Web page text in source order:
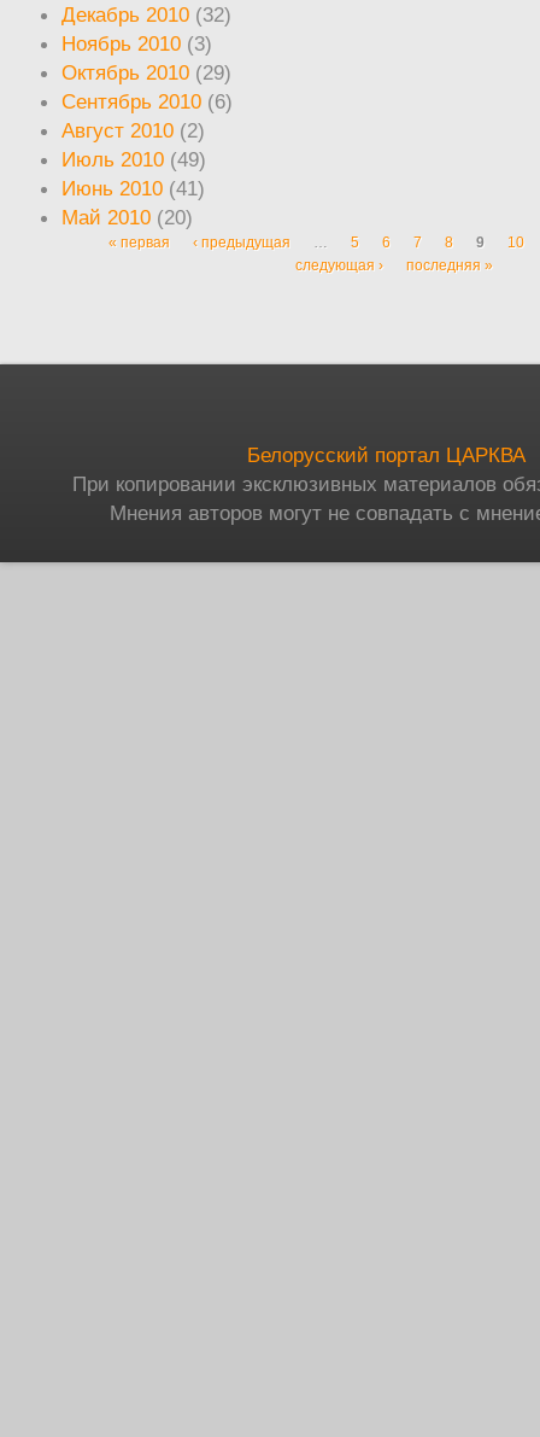
Декабрь 2010 (32)
Ноябрь 2010 (3)
Октябрь 2010 (29)
Сентябрь 2010 (6)
Август 2010 (2)
Июль 2010 (49)
Июнь 2010 (41)
Май 2010 (20)
Страницы
« первая ‹ предыдущая … 5 6 7 8 9
10
следующая ›
последняя »
Белорусский портал ЦАРКВА
При копировании эксклюзивных материалов
Мнения авторов могут не совпадать с